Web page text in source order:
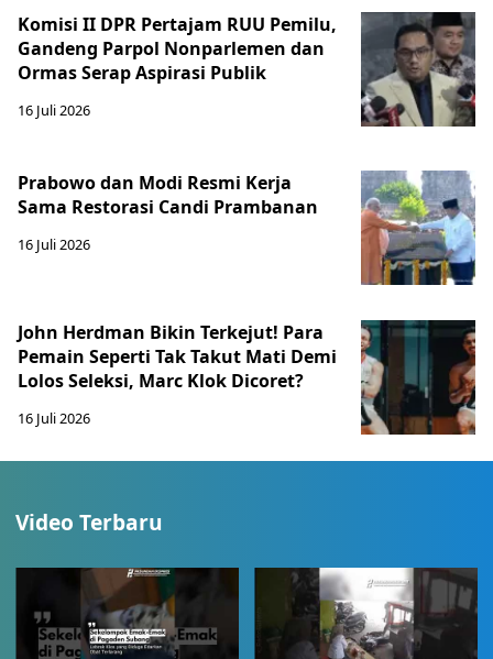
Komisi II DPR Pertajam RUU Pemilu,
Gandeng Parpol Nonparlemen dan
Ormas Serap Aspirasi Publik
16 Juli 2026
Prabowo dan Modi Resmi Kerja
Sama Restorasi Candi Prambanan
16 Juli 2026
John Herdman Bikin Terkejut! Para
Pemain Seperti Tak Takut Mati Demi
Lolos Seleksi, Marc Klok Dicoret?
16 Juli 2026
Video Terbaru